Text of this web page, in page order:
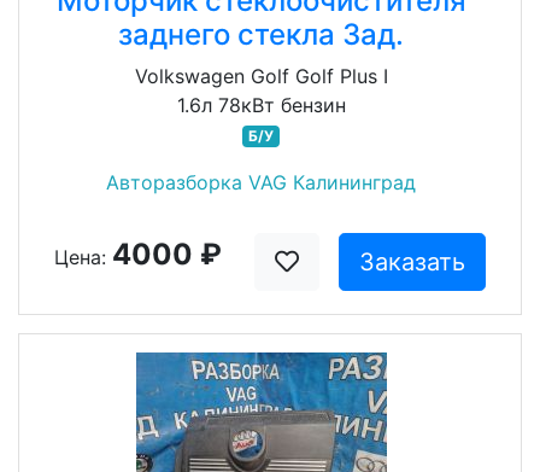
заднего стекла Зад.
Volkswagen Golf Golf Plus I
1.6л 78кВт бензин
Б/У
Авторазборка VAG Калининград
Цена: 4000 ₽ Заказать